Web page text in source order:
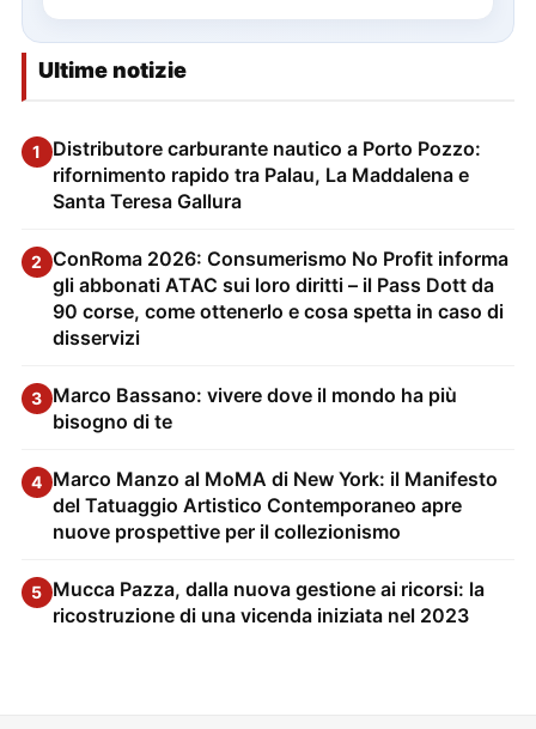
Ultime notizie
1
Distributore carburante nautico a Porto Pozzo:
rifornimento rapido tra Palau, La Maddalena e
Santa Teresa Gallura
2 ConRoma 2026: Consumerismo No Profit informa
gli abbonati ATAC sui loro diritti – il Pass Dott da
90 corse, come ottenerlo e cosa spetta in caso di
disservizi
3 Marco Bassano: vivere dove il mondo ha più
bisogno di te
4 Marco Manzo al MoMA di New York: il Manifesto
del Tatuaggio Artistico Contemporaneo apre
nuove prospettive per il collezionismo
5 Mucca Pazza, dalla nuova gestione ai ricorsi: la
ricostruzione di una vicenda iniziata nel 2023